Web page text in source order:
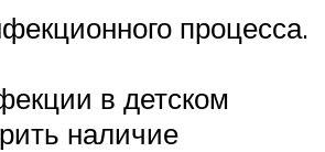
процесса.
в детском
наличие